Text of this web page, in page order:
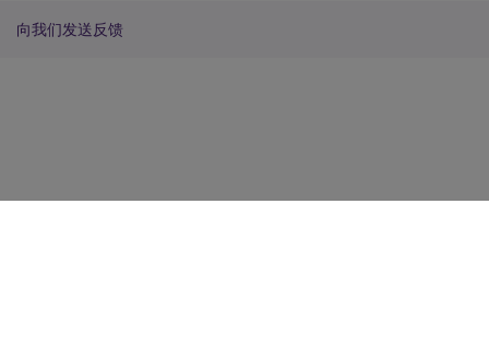
向我们发送反馈